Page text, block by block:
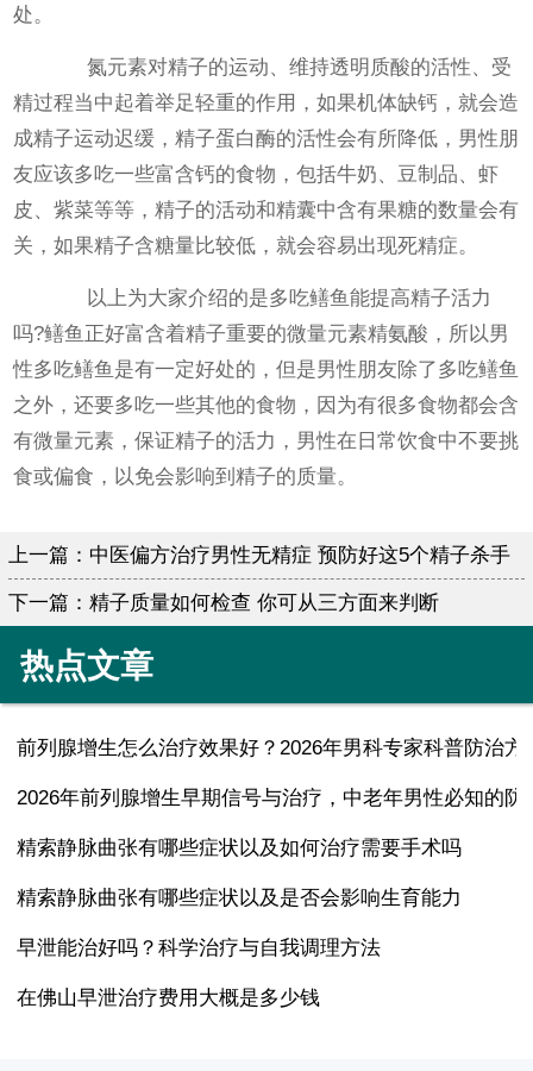
处。
氮元素对精子的运动、维持透明质酸的活性、受
精过程当中起着举足轻重的作用，如果机体缺钙，就会造
成精子运动迟缓，精子蛋白酶的活性会有所降低，男性朋
友应该多吃一些富含钙的食物，包括牛奶、豆制品、虾
皮、紫菜等等，精子的活动和精囊中含有果糖的数量会有
关，如果精子含糖量比较低，就会容易出现死精症。
以上为大家介绍的是多吃鳝鱼能提高精子活力
吗?鳝鱼正好富含着精子重要的微量元素精氨酸，所以男
性多吃鳝鱼是有一定好处的，但是男性朋友除了多吃鳝鱼
之外，还要多吃一些其他的食物，因为有很多食物都会含
有微量元素，保证精子的活力，男性在日常饮食中不要挑
食或偏食，以免会影响到精子的质量。
上一篇： 中医偏方治疗男性无精症 预防好这5个精子杀手
下一篇： 精子质量如何检查 你可从三方面来判断
热点文章
前列腺增生怎么治疗效果好？2026年男科专家科普防治方
2026年前列腺增生早期信号与治疗，中老年男性必知的防
精索静脉曲张有哪些症状以及如何治疗需要手术吗
精索静脉曲张有哪些症状以及是否会影响生育能力
早泄能治好吗？科学治疗与自我调理方法
在佛山早泄治疗费用大概是多少钱